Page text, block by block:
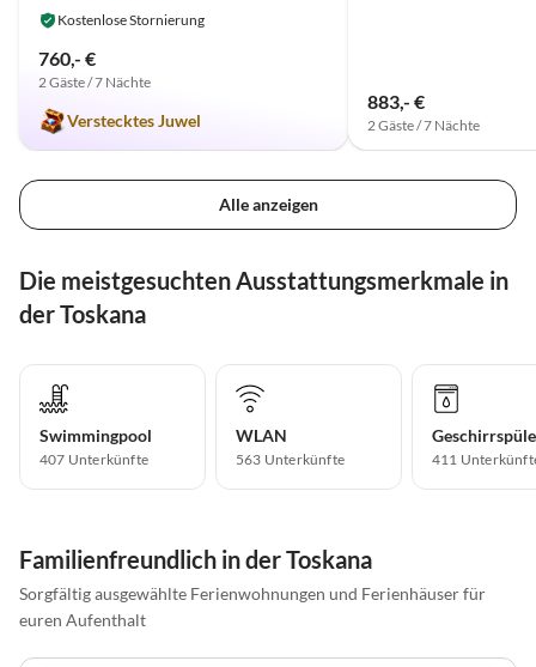
Kostenlose Stornierung
760,- €
2 Gäste / 7 Nächte
Verstecktes Juwel
883,- €
2 Gäste / 7 Nächte
Alle anzeigen
Die meistgesuchten Ausstattungsmerkmale in
der Toskana
Swimmingpool
407 Unterkünfte
WLAN
563 Unterkünfte 411
Familienfreundlich in der Toskana
Sorgfältig ausgewählte Ferienwohnungen und Ferienhäuser für
euren Aufenthalt